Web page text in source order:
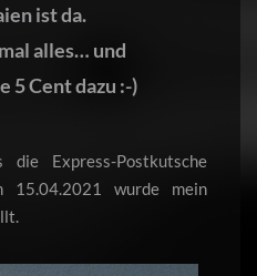
ist da.
alles… und
5 Cent dazu :-)
Express-Postkutsche
15.04.2021 wurde mein